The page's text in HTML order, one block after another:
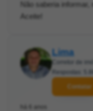
Não saberia
Aceite!
Lima
Corretor de
Respostas:
Contatar
há 6 anos